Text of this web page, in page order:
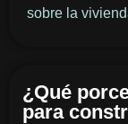
sobre la
¿Qué
para